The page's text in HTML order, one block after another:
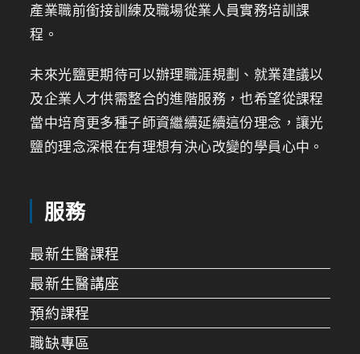
產業職前銜接訓練及職場從業人員實務培訓課
程。
未來光鹽更期待可以辦理職涯規劃、就業建議以
及企業人才供需整合的進階服務，也希望從課程
當中培育更多種子師資繼續延續這份理念，讓光
鹽的理念深根在有理想有決心改變的學員心中。
服務
最新生醫課程
最新生醫講座
預約課程
職缺專區